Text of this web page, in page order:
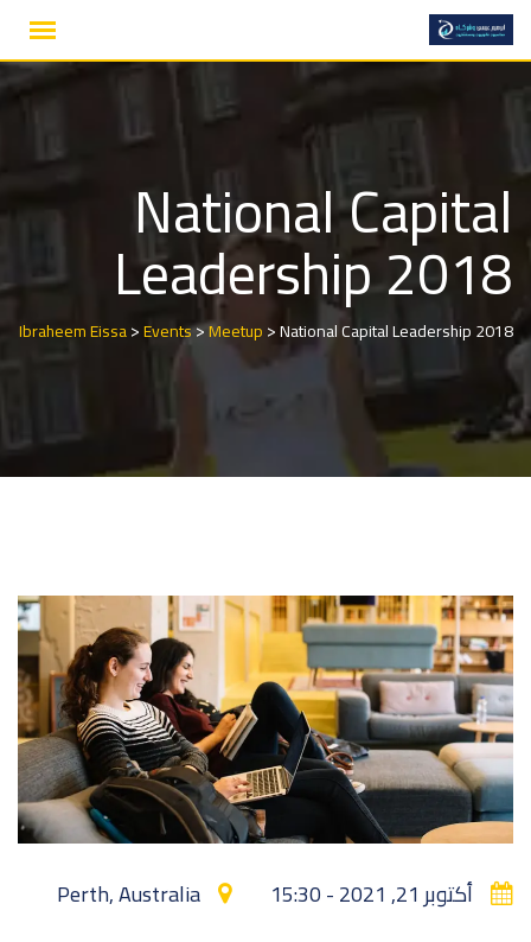
Skip
National Capital
Leadership 2018
Ibraheem Eissa>Events>Meetup>National Capital Leadership 2018
أكتوبر 21, 2021 - 15:30 Perth, Australia